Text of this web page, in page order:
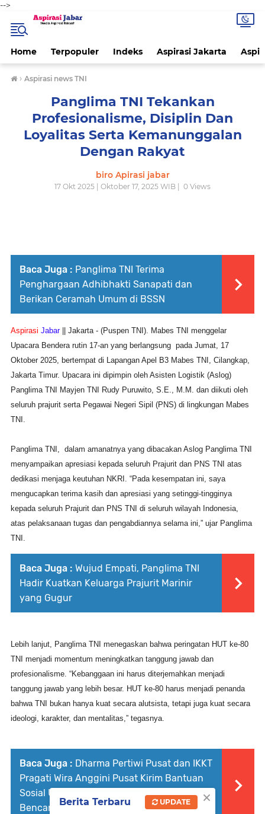
-->
Home Terpopuler Indeks Aspirasi Jakarta
› Aspirasi news TNI
Panglima TNI Tekankan
Profesionalisme, Disiplin Dan
Loyalitas Serta Kemanunggalan
Dengan Rakyat
biro Apirasi jabar
17 Okt 2025 | Oktober 17, 2025 WIB | 0 Views
Baca Juga : Panglima TNI Terima
Penghargaan Adhibhakti Sanapati dan
Berikan Ceramah Umum di BSSN
Aspirasi Jabar|| Jakarta - (Puspen TNI). Mabes TNI menggelar
Upacara Bendera rutin 17-an yang berlangsung pada Jumat, 17
Oktober 2025, bertempat di Lapangan Apel B3 Mabes TNI, Cilangkap,
Jakarta Timur. Upacara ini dipimpin oleh Asisten Logistik (Aslog)
Panglima TNI Mayjen TNI Rudy Puruwito, S.E., M.M. dan diikuti oleh
seluruh prajurit serta Pegawai Negeri Sipil (PNS) di lingkungan Mabes
TNI.
Panglima TNI, dalam amanatnya yang dibacakan Aslog Panglima TNI
menyampaikan apresiasi kepada seluruh Prajurit dan PNS TNI atas
dedikasi menjaga keutuhan NKRI. “Pada kesempatan ini, saya
mengucapkan terima kasih dan apresiasi yang setinggi-tingginya
kepada seluruh Prajurit dan PNS TNI di seluruh wilayah Indonesia,
atas pelaksanaan tugas dan pengabdiannya selama ini,” ujar Panglima
TNI.
Baca Juga : Wujud Empati, Panglima TNI
Hadir Kuatkan Keluarga Prajurit Marinir
yang Gugur
Lebih lanjut, Panglima TNI menegaskan bahwa peringatan HUT ke-80
TNI menjadi momentum meningkatkan tanggung jawab dan
profesionalisme. “Kebanggaan ini harus diterjemahkan menjadi
tanggung jawab yang lebih besar. HUT ke-80 harus menjadi penanda
bahwa TNI bukan hanya kuat secara alutsista, tetapi juga kuat secara
ideologi, karakter, dan mentalitas,” tegasnya.
Baca Juga : Dharma Pertiwi Pusat dan IKKT
Pragati Wira Anggini Pusat Kirim Bantuan
Sosial Untuk Masyarakat Terdampak
Bencana di Sumatera
×
Berita Terbaru UPDATE